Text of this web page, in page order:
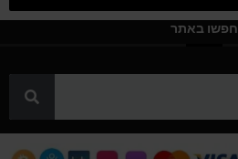
חפשו באתר